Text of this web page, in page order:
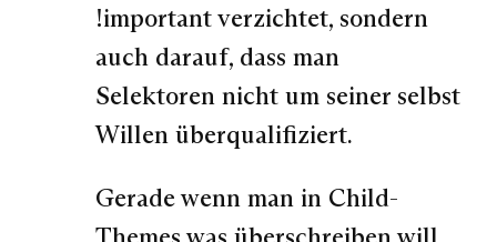
!important verzichtet, sondern
auch darauf, dass man
Selektoren nicht um seiner selbst
Willen überqualifiziert.
Gerade wenn man in Child-